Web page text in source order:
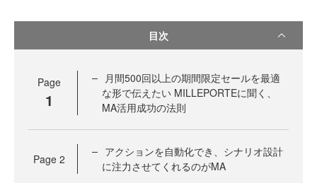
目次
Page
1
月間500回以上の期間限定セールを最適
な形で伝えたい MILLEPORTEに聞く、
MA活用成功の法則
Page 2
アクションを自動化でき、シナリオ設計
に注力させてくれるのがMA